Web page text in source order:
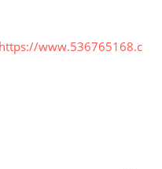
https://www.536765168.c